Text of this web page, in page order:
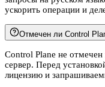
ускорить операции и
Отмечен ли Control
Control Plane не отмечен
сервер. Перед
лицензию и